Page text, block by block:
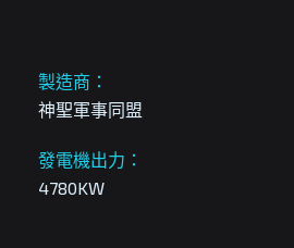
製造商：
神聖軍事同盟
發電機出力：
4780KW